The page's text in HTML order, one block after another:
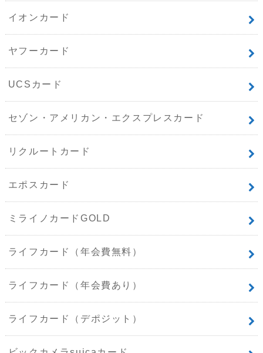
イオンカード
ヤフーカード
UCSカード
セゾン・アメリカン・エクスプレスカード
リクルートカード
エポスカード
ミライノカードGOLD
ライフカード（年会費無料）
ライフカード（年会費あり）
ライフカード（デポジット）